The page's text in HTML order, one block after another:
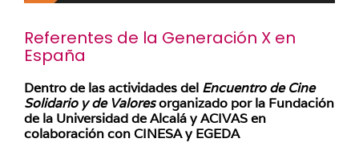
Referentes de la Generación X en
España
Dentro de las actividades del Encuentro de Cine
Solidario y de Valoresorganizado por la Fundación
de la Universidad de Alcalá y ACIVAS en
colaboración con CINESA y EGEDA